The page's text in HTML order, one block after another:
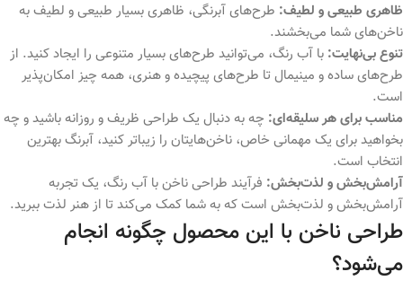
ظاهری طبیعی و لطیف: طرح‌های آبرنگی، ظاهری بسیار طبیعی و لطیف به
ناخن‌های شما می‌بخشند.
تنوع بی‌نهایت: با آب رنگ، می‌توانید طرح‌های بسیار متنوعی را ایجاد کنید. از
طرح‌های ساده و مینیمال تا طرح‌های پیچیده و هنری، همه چیز امکان‌پذیر
است.
مناسب برای هر سلیقه‌ای: چه به دنبال یک طراحی ظریف و روزانه باشید و چه
بخواهید برای یک مهمانی خاص، ناخن‌هایتان را زیباتر کنید، آبرنگ بهترین
انتخاب است.
آرامش‌بخش و لذت‌بخش: فرآیند طراحی ناخن با آب رنگ، یک تجربه
آرامش‌بخش و لذت‌بخش است که به شما کمک می‌کند تا از هنر لذت ببرید.
طراحی ناخن با این محصول چگونه انجام
می‌شود؟